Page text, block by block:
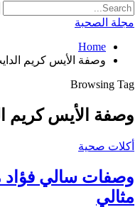
مجلة الصحبة
Home
وصفة الأيس كريم
Browsing Tag
وصفة الأيس كريم
أكلات صحية
مثالي